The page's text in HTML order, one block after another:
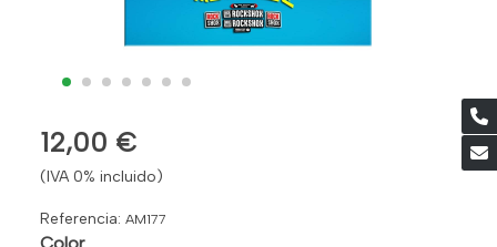
12,00 €
(IVA 0% incluido)
Referencia: AM177